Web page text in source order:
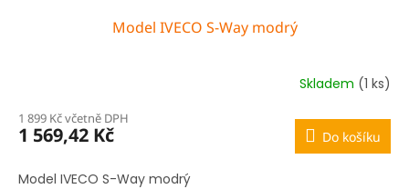
Model IVECO S-Way modrý
Skladem (1 ks)
1 899 Kč včetně DPH
1 569,42 Kč Do košíku
Model IVECO S-Way modrý